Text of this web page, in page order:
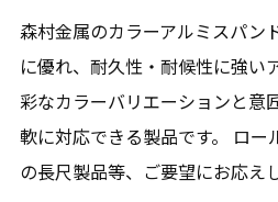
森村金属のカラーアルミスパン
に優れ、耐久性・耐候性に強い
彩なカラーバリエーションと意
軟に対応できる製品です。 ロー
の長尺製品等、ご要望にお応え